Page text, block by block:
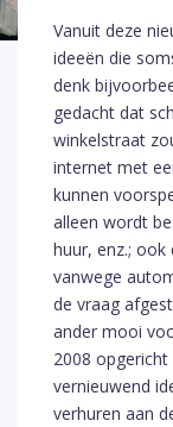
Vanuit deze
ideeën die
denk
gedacht dat
winkelstraat
internet met
kunnen
alleen wordt
huur, enz.; ook
vanwege
de vraag
ander mooi
2008
vernieuwend
verhuren aan